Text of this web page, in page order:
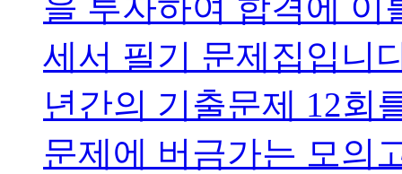
을 투자하여 합격에 이
세서 필기 문제집입니
년간의 기출문제 12회
문제에 버금가는 모의